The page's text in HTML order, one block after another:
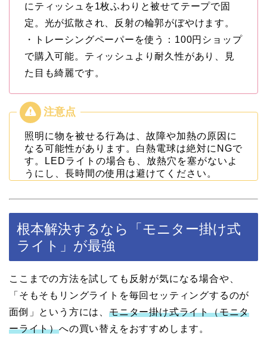
にティッシュを1枚ふわりと被せてテープで固
定。光が拡散され、反射の輪郭がぼやけます。
・トレーシングペーパーを使う：100円ショップ
で購入可能。ティッシュより耐久性があり、見
た目も綺麗です。
照明に物を被せる行為は、故障や加熱の原因に
なる可能性があります。白熱電球は絶対にNGで
す。LEDライトの場合も、放熱穴を塞がないよ
うにし、長時間の使用は避けてください。
根本解決するなら「モニター掛け式
ライト」が最強
ここまでの方法を試しても反射が気になる場合や、
「そもそもリングライトを毎回セッティングするのが
面倒」という方には、 モニター掛け式ライト（モニタ
ーライト）への買い替えをおすすめします。